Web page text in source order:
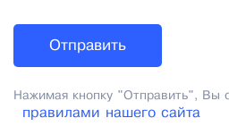
Нажимая кнопку "Отправить", Вы
правилами нашего сайта